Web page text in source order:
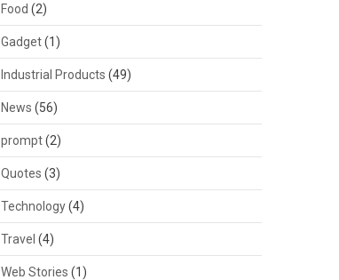
Food (2)
Gadget(1)
Industrial Products (49)
News (56)
prompt(2)
Quotes (3)
Technology(4)
Travel (4)
Web Stories (1)